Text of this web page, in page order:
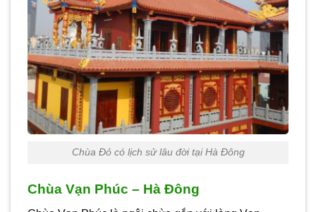
Chùa Đỏ có lịch sử lâu đời tại Hà Đông
Chùa Vạn Phúc – Hà Đông